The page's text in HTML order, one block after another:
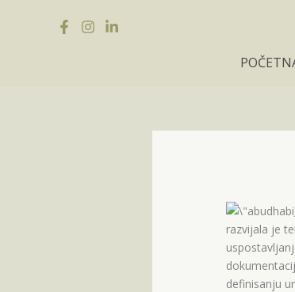
razvijala je
definisanju